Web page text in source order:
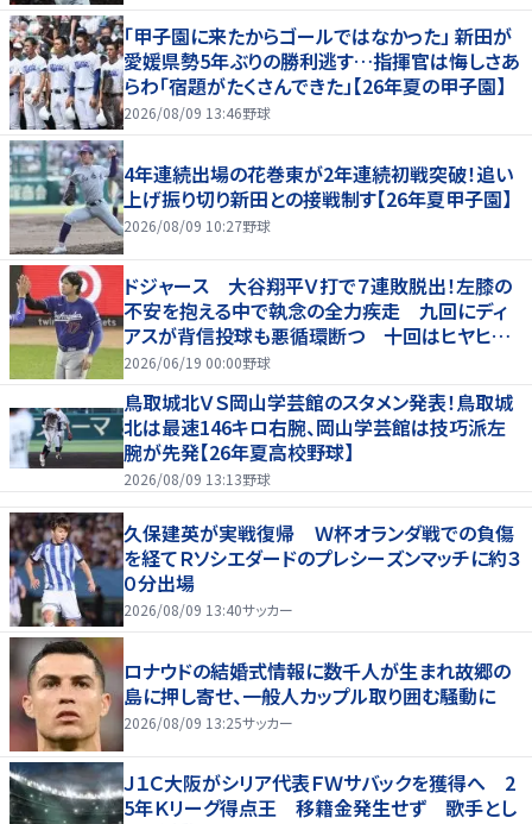
「甲子園に来たからゴールではなかった」 新田が
愛媛県勢5年ぶりの勝利逃す…指揮官は悔しさあ
らわ「宿題がたくさんできた」【26年夏の甲子園】
2026/08/09 13:46野球
4年連続出場の花巻東が2年連続初戦突破！追い
上げ振り切り新田との接戦制す【26年夏甲子園】
2026/08/09 10:27野球
ドジャース 大谷翔平Ｖ打で７連敗脱出！左膝の
不安を抱える中で執念の全力疾走 九回にディ
アスが背信投球も悪循環断つ 十回はヒヤヒヤ
もリード守る
2026/06/19 00:00野球
鳥取城北ＶＳ岡山学芸館のスタメン発表！鳥取城
北は最速146キロ右腕、岡山学芸館は技巧派左
腕が先発【26年夏高校野球】
2026/08/09 13:13野球
久保建英が実戦復帰 Ｗ杯オランダ戦での負傷
を経てＲソシエダードのプレシーズンマッチに約３
０分出場
2026/08/09 13:40サッカー
ロナウドの結婚式情報に数千人が生まれ故郷の
島に押し寄せ、一般人カップル取り囲む騒動に
2026/08/09 13:25サッカー
Ｊ１Ｃ大阪がシリア代表ＦＷサバックを獲得へ 2
5年Ｋリーグ得点王 移籍金発生せず 歌手とし